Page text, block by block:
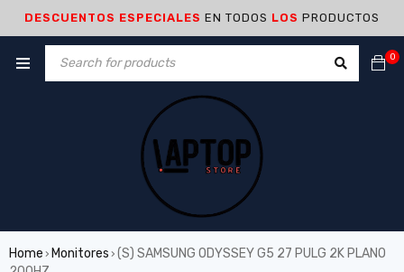
DESCUENTOS ESPECIALES EN TODOS LOS PRODUCTOS
0
Home › Monitores › (S) SAMSUNG ODYSSEY G5 27 PULG 2K PLANO